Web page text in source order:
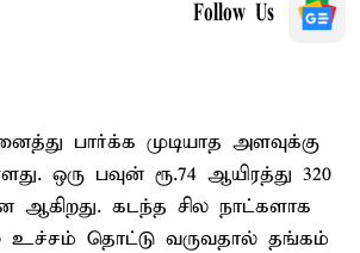
Follow Us
பார்க்க முடியாத அளவுக்கு
ஒரு பவுன் ரூ.74 ஆயிரத்து 320
ஆகிறது. கடந்த சில நாட்களாக
உச்சம் தொட்டு வருவதால் தங்கம்